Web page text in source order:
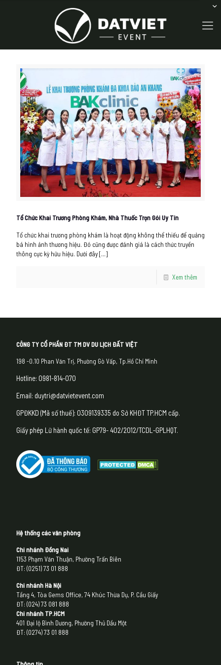
Tổ Chức Khai Trương Phòng Khám, Nhà Thuốc Trọn Gói Uy Tín
Tổ chức khai trương phòng khám là hoạt động không thể thiếu để quảng
bá hình ảnh thương hiệu. Đó cũng được đánh giá là cách thức truyền
thông cực kỳ hữu hiệu. Dưới đây[…]
Xem thêm
CÔNG TY CỔ PHẦN ĐT TM DV DU LỊCH ĐẤT VIỆT
198 -0.10 Phan Văn Trị, Phường Gò Vấp, Tp.Hồ Chí Minh
Hotline: 0981-814-070
Email: duytri@datvietevent.com
GPĐKKD (Mã số thuế): 0309139335 do Sở KHĐT TP.HCM cấp.
Giấy phép Lữ hành quốc tế: GP79- 402/2012/TCDL-GPLHQT.
Hệ thống các văn phòng
Chi nhánh Đồng Nai
1153 Phạm Văn Thuận, Phường Trấn Biên
ĐT: (0251) 73 01 888
Chi nhánh Hà Nội
Tầng 4, Tòa Gems Office, 74 Khúc Thừa Dụ, P. Cầu Giấy
ĐT: (024) 73 081 888
Chi nhánh TP.HCM
401 Đại lộ Bình Dương, Phường Thủ Dầu Một
ĐT: (0274) 73 01 888